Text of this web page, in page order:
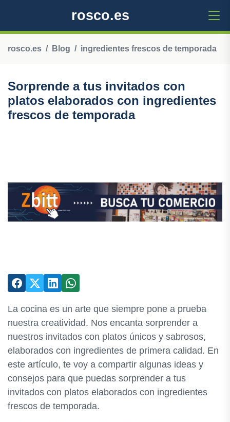
rosco.es
rosco.es Blog ingredientes frescos de temporada
Sorprende a tus invitados con
platos elaborados con ingredientes
frescos de temporada
La cocina es un arte que siempre pone a prueba
nuestra creatividad. Nos encanta sorprender a
nuestros invitados con platos únicos y sabrosos,
elaborados con ingredientes de primera calidad. En
este artículo, te voy a compartir algunas ideas y
consejos para que puedas sorprender a tus
invitados con platos elaborados con ingredientes
frescos de temporada.